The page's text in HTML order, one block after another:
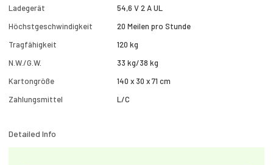
Ladegerät
54,6 V 2 A UL
Höchstgeschwindigkeit
20 Meilen pro Stunde
Tragfähigkeit
120 kg
N.W./G.W.
33 kg/38 kg
Kartongröße
140 x 30 x 71 cm
Zahlungsmittel
L/C
Detailed Info